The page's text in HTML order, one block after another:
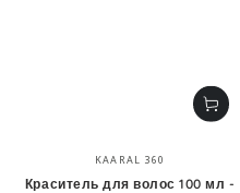
Бренд:
KAARAL 360
Краситель для волос 100 мл -